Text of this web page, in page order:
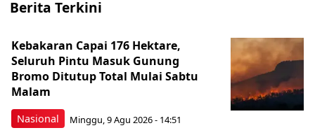
Berita Terkini
Nasional
Kebakaran Capai 176 Hektare,
Seluruh Pintu Masuk Gunung
Bromo Ditutup Total Mulai Sabtu
Malam
Minggu, 9 Agu 2026 - 14:51